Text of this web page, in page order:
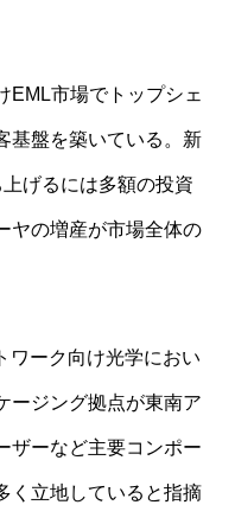
EML市場でトップシェ
基盤を築いている。新
げるには多額の投資
ヤの増産が市場全体の
ワーク向け光学におい
ージング拠点が東南ア
ザーなど主要コンポー
く立地していると指摘